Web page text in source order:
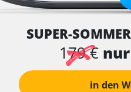
SUPER-
179 €
in den